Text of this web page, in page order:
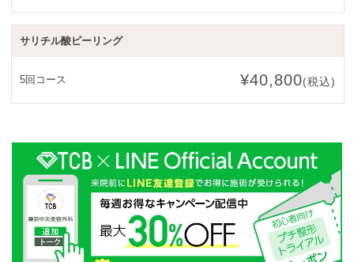
サリチル酸ピーリング
5回コース ¥40,800(税込)